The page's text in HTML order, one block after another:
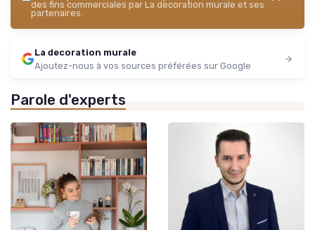
des fins commerciales par La decoration murale et ses
partenaires.
La decoration murale
Ajoutez-nous à vos sources préférées sur Google
Parole d'experts